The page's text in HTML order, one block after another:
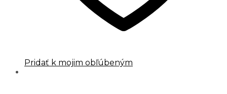
Pridať k mojim obľúbeným